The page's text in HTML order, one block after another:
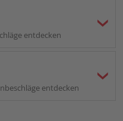
entdecken
entdecken